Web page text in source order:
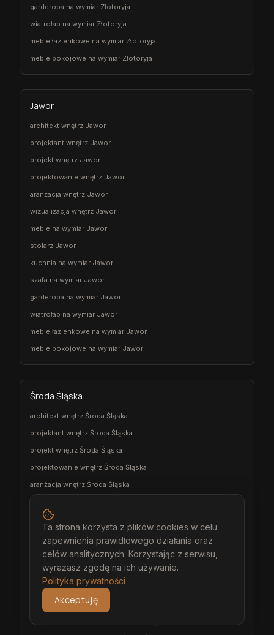
garderoba na wymiar Złotoryja
wiatrołap na wymiar Złotoryja
meble łazienkowe na wymiar Złotoryja
meble pokojowe na wymiar Złotoryja
Jawor
architekt wnętrz Jawor
projektant wnętrz Jawor
projekt wnętrz Jawor
projektowanie wnętrz Jawor
aranżacja wnętrz Jawor
wizualizacja wnętrz Jawor
meble na wymiar Jawor
stolarz Jawor
kuchnia na wymiar Jawor
szafa na wymiar Jawor
garderoba na wymiar Jawor
wiatrołap na wymiar Jawor
meble łazienkowe na wymiar Jawor
meble pokojowe na wymiar Jawor
Środa Śląska
architekt wnętrz Środa Śląska
projektant wnętrz Środa Śląska
projekt wnętrz Środa Śląska
projektowanie wnętrz Środa Śląska
aranżacja wnętrz Środa Śląska
meble na wymiar Środa Śląska
stolarz Środa Śląska
kuchnia na wymiar Środa Śląska
szafa na wymiar Środa Śląska
garderoba na wymiar Środa Śląska
wiatrołap na wymiar Środa Śląska
meble łazienkowe na wymiar Środa Śląska
Ta strona korzysta z plików cookies w celu
zapewnienia prawidłowego działania oraz
celów analitycznych. Korzystając z serwisu,
wyrażasz zgodę na ich używanie.
Polityka prywatności
Akceptuję